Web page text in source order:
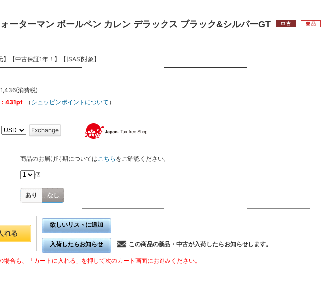
ーターマン ボールペン カレン デラックス ブラック&シルバーGT
】【中古保証1年！】【[SAS]対象】
消費税)
431pt
（ シュッピンポイントについて ）
Exchange
商品のお届け時期についてはこちら をご確認ください。
個
あり なし
欲しいリストに追加
入荷したらお知らせ この商品の新品・中古が入荷したらお知らせします。
場合も、「カートに入れる」を押して次のカート画面にお進みください。